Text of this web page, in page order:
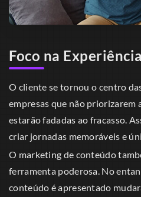
Foco na
O cliente se tornou o centro
empresas que não priorizarem
estarão fadadas ao fracasso.
criar jornadas memoráveis e
O marketing de conteúdo
ferramenta poderosa. No
conteúdo é apresentado